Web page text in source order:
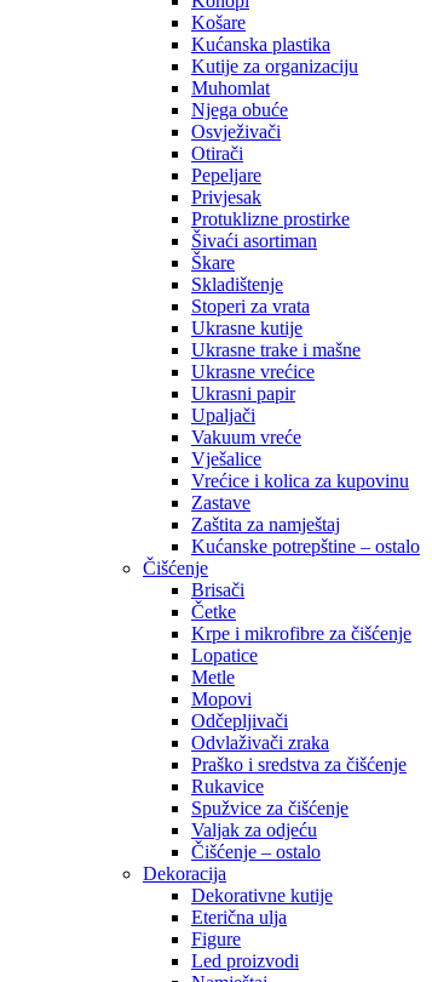
Košare
Kućanska plastika
Kutije za organizaciju
Muhomlat
Njega obuće
Osvježivači
Otirači
Pepeljare
Privjesak
Protuklizne prostirke
Šivaći asortiman
Škare
Skladištenje
Stoperi za vrata
Ukrasne kutije
Ukrasne trake i mašne
Ukrasne vrećice
Ukrasni papir
Upaljači
Vakuum vreće
Vješalice
Vrećice i kolica za kupovinu
Zastave
Zaštita za namještaj
Kućanske potrepštine – ostalo
Čišćenje
Brisači
Četke
Krpe i mikrofibre za čišćenje
Lopatice
Metle
Mopovi
Odčepljivači
Odvlaživači zraka
Praško i sredstva za čišćenje
Rukavice
Spužvice za čišćenje
Valjak za odjeću
Čišćenje – ostalo
Dekoracija
Dekorativne kutije
Eterična ulja
Figure
Led proizvodi